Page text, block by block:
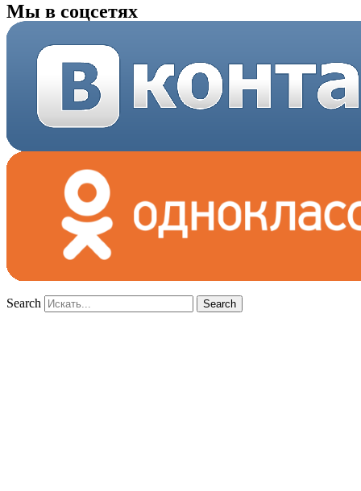
Мы в соцсетях
Search Search